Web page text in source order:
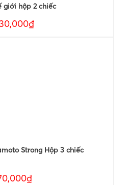
giới hộp 2 chiếc
Strong Hộp 3 chiếc